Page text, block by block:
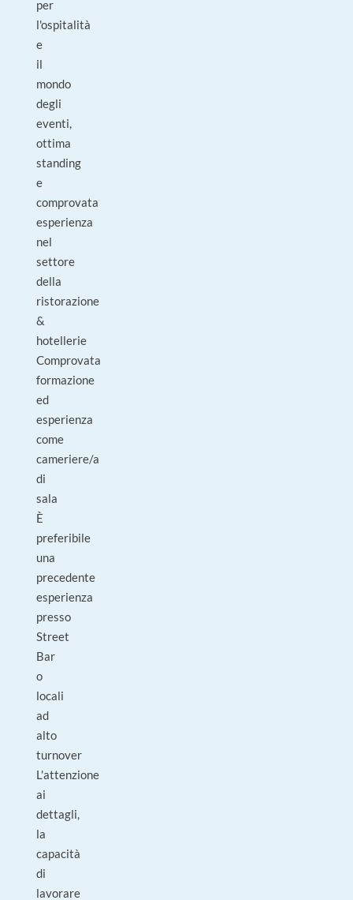
per
l'ospitalità
e
il
mondo
degli
eventi,
ottima
standing
e
comprovata
esperienza
nel
settore
della
ristorazione
&
hotellerie
Comprovata
formazione
ed
esperienza
come
cameriere/a
di
sala
È
preferibile
una
precedente
esperienza
presso
Street
Bar
o
locali
ad
alto
turnover
L'attenzione
ai
dettagli,
la
capacità
di
lavorare